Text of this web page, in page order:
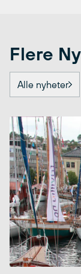
Flere
Alle nyheter